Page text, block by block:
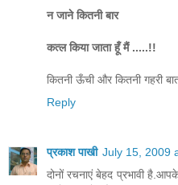
न जाने कितनी बार
कत्ल किया जाता हूँ मैं .....!!
कितनी ऊँची और कितनी गहरी
Reply
प्रकाश पाखी July 15, 2009
दोनों रचनाएं बेहद प्रभावी